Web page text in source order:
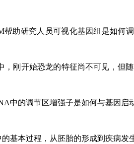
助研究人员可视化基因组是如
刚开始恐龙的特征尚不可见，但
中的调节区增强子是如何与基因
基本过程，从胚胎的形成到疾病发